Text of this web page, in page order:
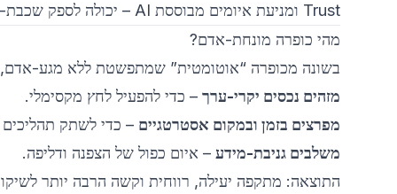
Trust ומניעת איומים מבוססת AI – יכולה לספק שכבת-הגנה משמעותית.
מהי כופרה מונחת-אדם?
בשונה מכופרה “אוטומטית” שמתפשטת ללא מגע-
מזהים נכסים יקרי-ערך – כדי להפעיל לחץ מקסימלי.
מפרצים בזמן ובמקום אסטרטגיים – כדי לשתק תהליכים
משלבים גניבת-מידע – איום כפול של הצפנה ודליפה.
התוצאה: מתקפה יעילה, רווחית וקשה הרבה יותר